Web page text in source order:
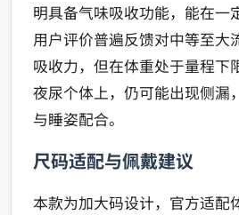
明具备气味吸收功能，能在一
用户评价普遍反馈对中等至大
吸收力，但在体重处于量程下
夜尿个体上，仍可能出现侧漏
与睡姿配合。
尺码适配与佩戴建议
本款为加大码设计，官方适配